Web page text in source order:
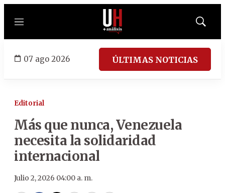
Menú
Mostrar
07 ago 2026 ÚLTIMAS NOTICIAS
Editorial
Más que nunca, Venezuela
necesita la solidaridad
internacional
Julio 2, 2026 04:00 a. m.